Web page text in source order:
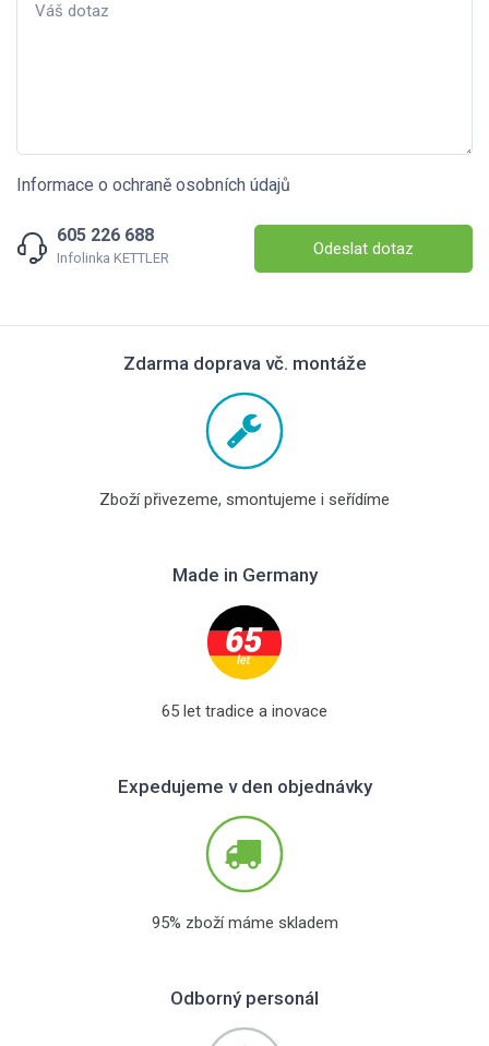
Informace o ochraně osobních údajů
605 226 688
Infolinka KETTLER Odeslat dotaz
Zdarma doprava vč. montáže
Zboží přivezeme, smontujeme i seřídíme
Made in Germany
65 let tradice a inovace
Expedujeme v den objednávky
95% zboží máme skladem
Odborný personál